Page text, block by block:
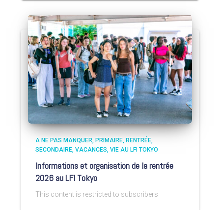
A NE PAS MANQUER PRIMAIRE RENTRÉE
SECONDAIRE VACANCES VIE AU LFI TOKYO
Informations et organisation de la rentrée
2026 au LFI Tokyo
This content is restricted to subscribers